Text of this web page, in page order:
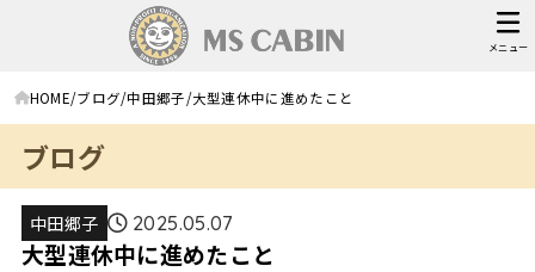
メニュー
HOME ブログ 中田郷子 大型連休中に進めたこと
ブログ
中田郷子 2025.05.07
大型連休中に進めたこと